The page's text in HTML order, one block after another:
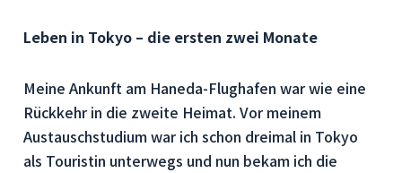
Leben in Tokyo – die ersten zwei Monate
Meine Ankunft am Haneda-Flughafen war wie eine
Rückkehr in die zweite Heimat. Vor meinem
Austauschstudium war ich schon dreimal in Tokyo
als Touristin unterwegs und nun bekam ich die